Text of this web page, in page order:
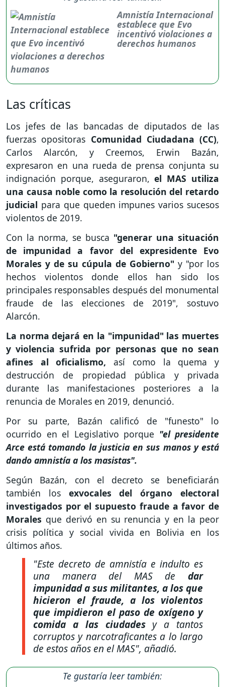
Amnistía Internacional
establece que Evo
incentivó violaciones a
derechos humanos
Las críticas
Los jefes de las bancadas de diputados de las
fuerzas opositoras Comunidad Ciudadana (CC),
Carlos Alarcón, y Creemos, Erwin Bazán,
expresaron en una rueda de prensa conjunta su
indignación porque, aseguraron, el MAS utiliza
una causa noble como la resolución del retardo
judicial para que queden impunes varios sucesos
violentos de 2019.
Con la norma, se busca "generar una situación
de impunidad a favor del expresidente Evo
Morales y de su cúpula de Gobierno" y "por los
hechos violentos donde ellos han sido los
principales responsables después del monumental
fraude de las elecciones de 2019", sostuvo
Alarcón.
La norma dejará en la "impunidad" las muertes
y violencia sufrida por personas que no sean
afines al oficialismo,así como la quema y
destrucción de propiedad pública y privada
durante las manifestaciones posteriores a la
renuncia de Morales en 2019, denunció.
Por su parte, Bazán calificó de "funesto" lo
ocurrido en el Legislativo porque "el presidente
Arce está tomando la justicia en sus manos y está
dando amnistía a los masistas".
Según Bazán, con el decreto se beneficiarán
también losexvocales del órgano electoral
investigados por el supuesto fraude a favor de
Morales que derivó en su renuncia y en la peor
crisis política y social vivida en Bolivia en los
últimos años.
"Este decreto de amnistía e indulto es
una manera del MAS de dar
impunidad a sus militantes, a los que
hicieron el fraude, a los violentos
que impidieron el paso de oxígeno y
comida a las ciudadesy a tantos
corruptos y narcotraficantes a lo largo
de estos años en el MAS", añadió.
Te gustaría leer también: